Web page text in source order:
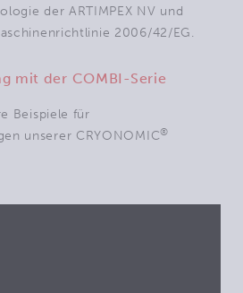
der ARTIMPEX NV und
2006/42/EG.
mit der COMBI-Serie
Beispiele für
unserer CRYONOMIC®